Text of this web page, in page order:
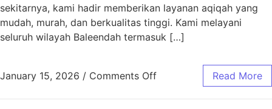
sekitarnya, kami hadir memberikan layanan aqiqah yang
mudah, murah, dan berkualitas tinggi. Kami melayani
seluruh wilayah Baleendah termasuk […]
January 15, 2026 / Comments Off Read More